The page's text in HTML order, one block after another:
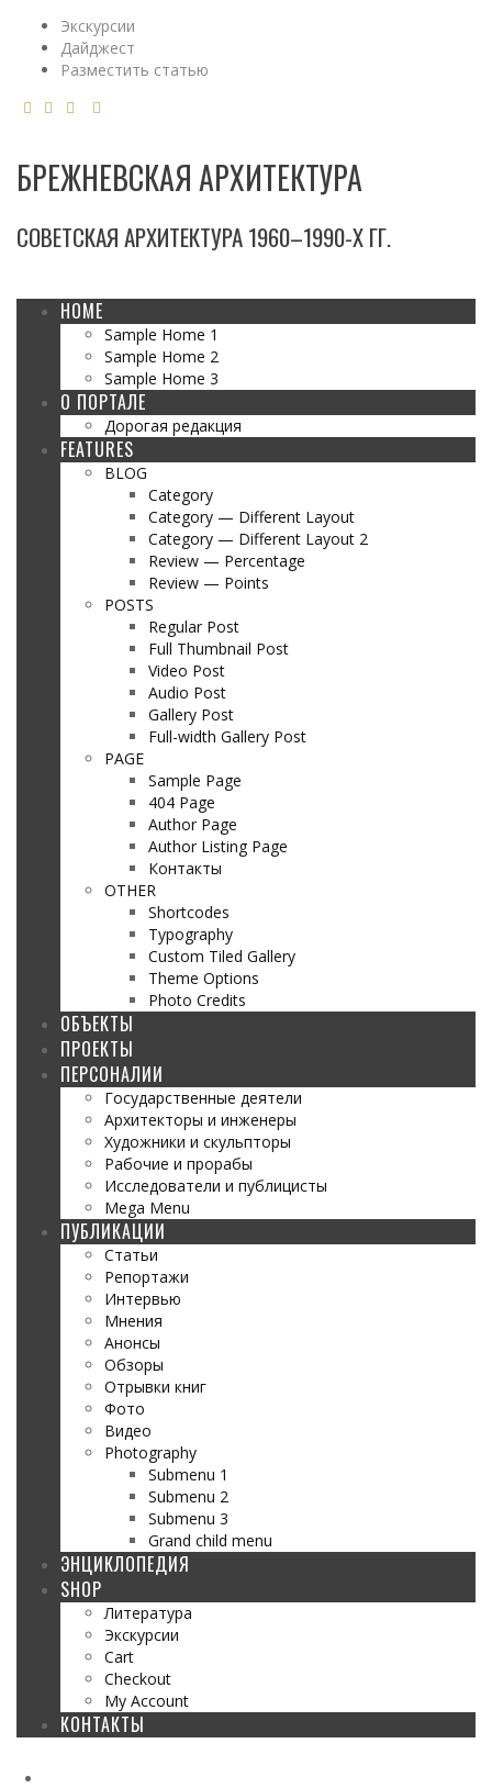
Экскурсии
Дайджест
Разместить статью
БРЕЖНЕВСКАЯ АРХИТЕКТУРА
СОВЕТСКАЯ АРХИТЕКТУРА 1960–1990-Х ГГ.
HOME
Sample Home 1
Sample Home 2
Sample Home 3
О ПОРТАЛЕ
Дорогая редакция
FEATURES
BLOG
Category
Category — Different Layout
Category — Different Layout 2
Review — Percentage
Review — Points
POSTS
Regular Post
Full Thumbnail Post
Video Post
Audio Post
Gallery Post
Full-width Gallery Post
PAGE
Sample Page
404 Page
Author Page
Author Listing Page
Контакты
OTHER
Shortcodes
Typography
Custom Tiled Gallery
Theme Options
Photo Credits
ОБЪЕКТЫ
ПРОЕКТЫ
ПЕРСОНАЛИИ
Государственные деятели
Архитекторы и инженеры
Художники и скульпторы
Рабочие и прорабы
Исследователи и публицисты
Mega Menu
ПУБЛИКАЦИИ
Статьи
Репортажи
Интервью
Мнения
Анонсы
Обзоры
Отрывки книг
Фото
Видео
Photography
Submenu 1
Submenu 2
Submenu 3
Grand child menu
ЭНЦИКЛОПЕДИЯ
SHOP
Литература
Экскурсии
Cart
Checkout
My Account
КОНТАКТЫ